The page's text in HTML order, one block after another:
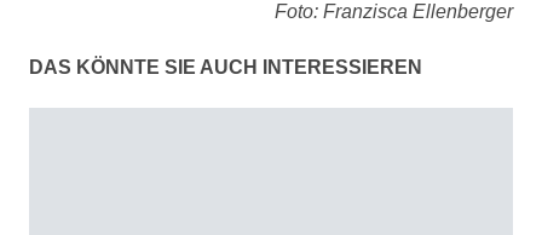
Foto: Franzisca Ellenberger
DAS KÖNNTE SIE AUCH INTERESSIEREN